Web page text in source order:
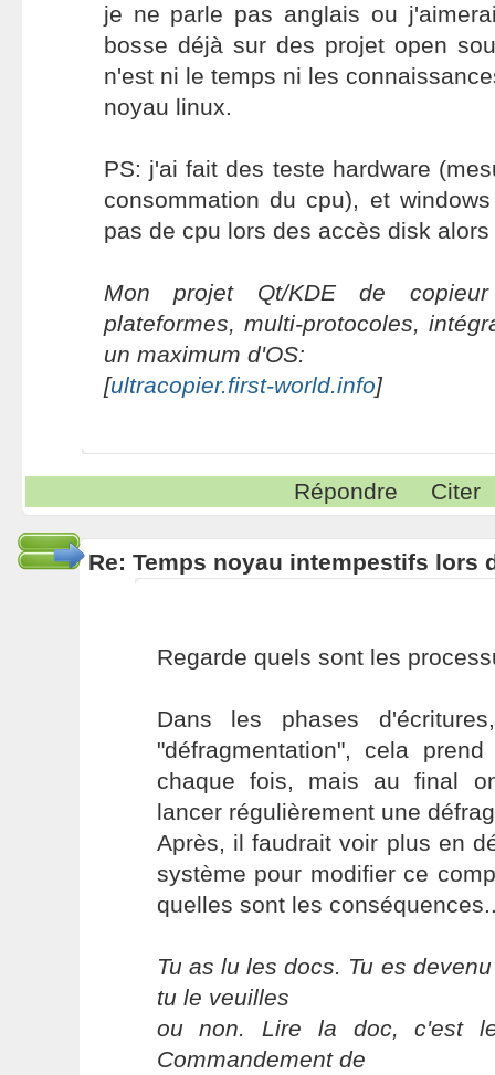
je ne parle pas anglais ou
bosse déjà sur des projet open
n'est ni le temps ni les
noyau linux.
PS: j'ai fait des teste hardware
consommation du cpu), et
pas de cpu lors des accès disk
Mon projet Qt/KDE de
plateformes, multi-protocoles,
un maximum d'OS:
[ultracopier.first-world.info]
Répondre Citer
Re: Temps noyau intempestifs lors
Regarde quels sont les
Dans les phases
"défragmentation", cela
chaque fois, mais au final
lancer régulièrement une
Après, il faudrait voir plus en
système pour modifier ce
quelles sont les
Tu as lu les docs. Tu es
tu le veuilles
ou non. Lire la doc, c'est
Commandement de